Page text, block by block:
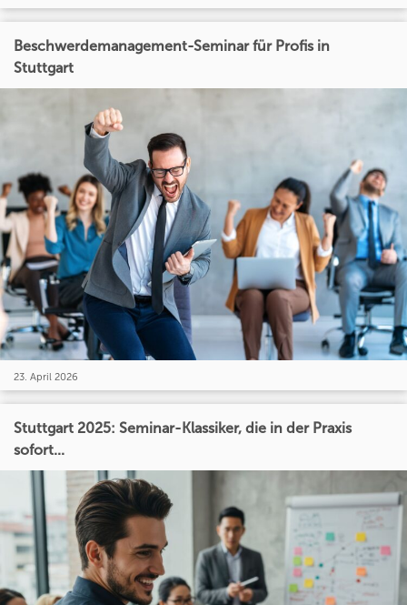
Beschwerdemanagement-Seminar für Profis in
Stuttgart
23. April 2026
Stuttgart 2025: Seminar-Klassiker, die in der Praxis
sofort...